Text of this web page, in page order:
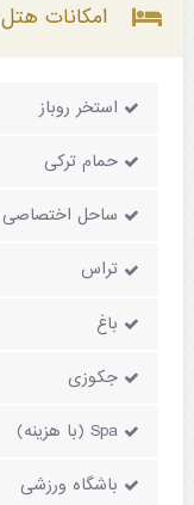
امکانات هتل
استخر روباز
حمام ترکی
ساحل اختصاصی
تراس
باغ
جکوزی
Spa (با هزینه)
باشگاه ورزشی